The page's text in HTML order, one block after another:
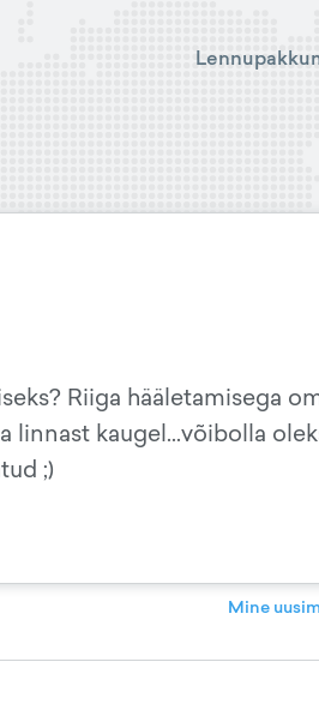
Riiga hääletamisega
linnast kaugel...võibolla
;)
Mine